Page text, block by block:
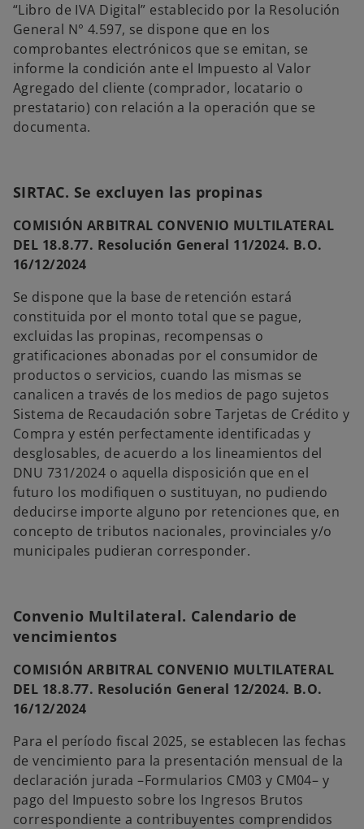
“Libro de IVA Digital” establecido por la Resolución
General N° 4.597, se dispone que en los
comprobantes electrónicos que se emitan, se
informe la condición ante el Impuesto al Valor
Agregado del cliente (comprador, locatario o
prestatario) con relación a la operación que se
documenta.
SIRTAC. Se excluyen las propinas
COMISIÓN ARBITRAL CONVENIO MULTILATERAL
DEL 18.8.77. Resolución General 11/2024. B.O.
16/12/2024
Se dispone que la base de retención estará
constituida por el monto total que se pague,
excluidas las propinas, recompensas o
gratificaciones abonadas por el consumidor de
productos o servicios, cuando las mismas se
canalicen a través de los medios de pago sujetos
Sistema de Recaudación sobre Tarjetas de Crédito y
Compra y estén perfectamente identificadas y
desglosables, de acuerdo a los lineamientos del
DNU 731/2024 o aquella disposición que en el
futuro los modifiquen o sustituyan, no pudiendo
deducirse importe alguno por retenciones que, en
concepto de tributos nacionales, provinciales y/o
municipales pudieran corresponder.
Convenio Multilateral. Calendario de
vencimientos
COMISIÓN ARBITRAL CONVENIO MULTILATERAL
DEL 18.8.77. Resolución General 12/2024. B.O.
16/12/2024
Para el período fiscal 2025, se establecen las fechas
de vencimiento para la presentación mensual de la
declaración jurada –Formularios CM03 y CM04– y
pago del Impuesto sobre los Ingresos Brutos
correspondiente a contribuyentes comprendidos